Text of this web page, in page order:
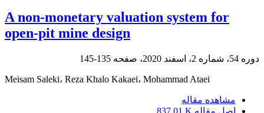
A non-monetary valuation system for
open-pit mine design
دوره 54، شماره 2، اسفند 2020، صفحه 135-145
Meisam Saleki، Reza Khalo Kakaei، Mohammad Ataei
مشاهده مقاله
اصل مقاله 837.01 K